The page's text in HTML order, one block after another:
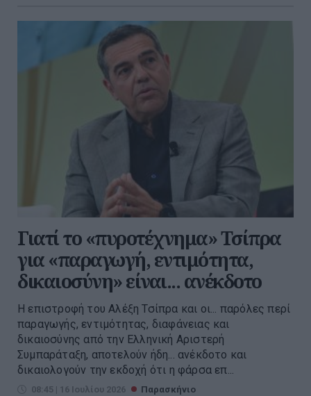
Γιατί το «πυροτέχνημα» Τσίπρα
για «παραγωγή, εντιμότητα,
δικαιοσύνη» είναι... ανέκδοτο
Η επιστροφή του Αλέξη Τσίπρα και οι... παρόλες περί
παραγωγής, εντιμότητας, διαφάνειας και
δικαιοσύνης από την Ελληνική Αριστερή
Συμπαράταξη, αποτελούν ήδη... ανέκδοτο και
δικαιολογούν την εκδοχή ότι η φάρσα επ...
08:45 | 16 Ιουλίου 2026 Παρασκήνιο